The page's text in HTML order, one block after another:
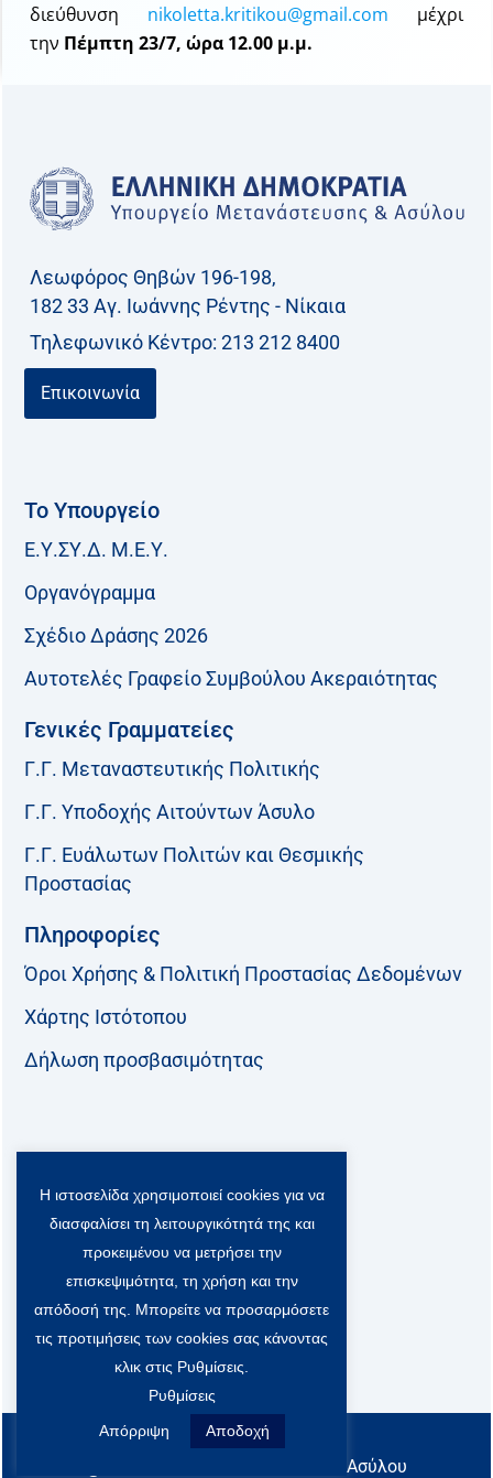
διεύθυνση nikoletta.kritikou@gmail.com μέχρι
την Πέμπτη 23/7, ώρα 12.00 μ.μ.
Λεωφόρος Θηβών 196-198,
182 33 Aγ. Ιωάννης Ρέντης - Νίκαια
Τηλεφωνικό Kέντρο: 213 212 8400
Επικοινωνία
Το Υπουργείο
Ε.Υ.ΣΥ.Δ. Μ.Ε.Υ.
Οργανόγραμμα
Σχέδιο Δράσης 2026
Αυτοτελές Γραφείο Συμβούλου Ακεραιότητας
Γενικές Γραμματείες
Γ.Γ. Μεταναστευτικής Πολιτικής
Γ.Γ. Υποδοχής Αιτούντων Άσυλο
Γ.Γ. Ευάλωτων Πολιτών και Θεσμικής
Προστασίας
Πληροφορίες
Όροι Χρήσης & Πολιτική Προστασίας Δεδομένων
Χάρτης Ιστότοπου
Δήλωση προσβασιμότητας
F
a
o
k
T
w
t
t
e
r
-
x
c
L
i
k
e
d
i
n
Y
o
u
t
u
b
e
Viber Community:
All rights reserved
@ Υπουργείο Μετανάστευσης & Ασύλου
Η ιστοσελίδα χρησιμοποιεί cookies για να
διασφαλίσει τη λειτουργικότητά της και
προκειμένου να μετρήσει την
επισκεψιμότητα, τη χρήση και την
απόδοσή της. Μπορείτε να προσαρμόσετε
τις προτιμήσεις των cookies σας κάνοντας
κλικ στις Ρυθμίσεις.
Ρυθμίσεις
Απόρριψη Αποδοχή